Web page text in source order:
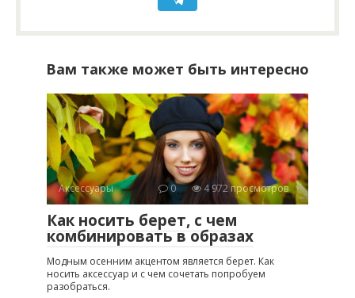
Вам также может быть интересно
Аксессуары 0 4 972 просмотров
Как носить берет, с чем
комбинировать в образах
Модным осенним акцентом является берет. Как
носить аксессуар и с чем сочетать попробуем
разобраться.